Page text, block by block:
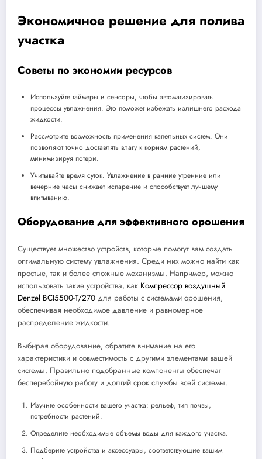
Экономичное решение для полива
участка
Советы по экономии ресурсов
Используйте таймеры и сенсоры, чтобы автоматизировать
процессы увлажнения. Это поможет избежать излишнего расхода
жидкости.
Рассмотрите возможность применения капельных систем. Они
позволяют точно доставлять влагу к корням растений,
минимизируя потери.
Учитывайте время суток. Увлажнение в ранние утренние или
вечерние часы снижает испарение и способствует лучшему
впитыванию.
Оборудование для эффективного орошения
Существует множество устройств, которые помогут вам создать
оптимальную систему увлажнения. Среди них можно найти как
простые, так и более сложные механизмы. Например, можно
использовать такие устройства, как Компрессор воздушный
Denzel BCI5500-T/270 для работы с системами орошения,
обеспечивая необходимое давление и равномерное
распределение жидкости.
Выбирая оборудование, обратите внимание на его
характеристики и совместимость с другими элементами вашей
системы. Правильно подобранные компоненты обеспечат
бесперебойную работу и долгий срок службы всей системы.
Изучите особенности вашего участка: рельеф, тип почвы,
потребности растений.
Определите необходимые объемы воды для каждого участка.
Подберите устройства и аксессуары, соответствующие вашим